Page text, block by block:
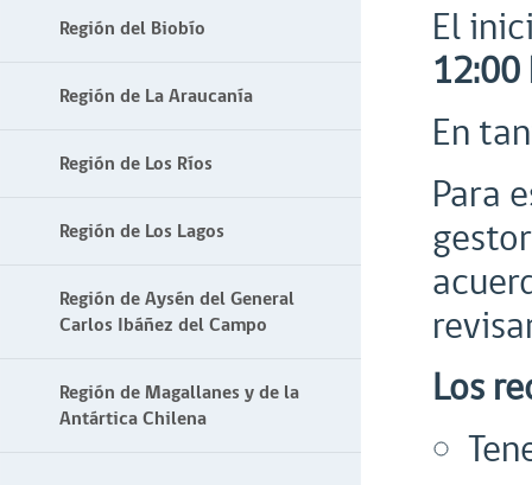
Región del Biobío
Región de La Araucanía
Región de Los Ríos
Región de Los Lagos
Región de Aysén del General
Carlos Ibáñez del Campo
Región de Magallanes y de la
Antártica Chilena
El
En
Para
Los